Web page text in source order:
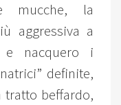
mucche, la
aggressiva a
e nacquero i
definite,
tratto beffardo,